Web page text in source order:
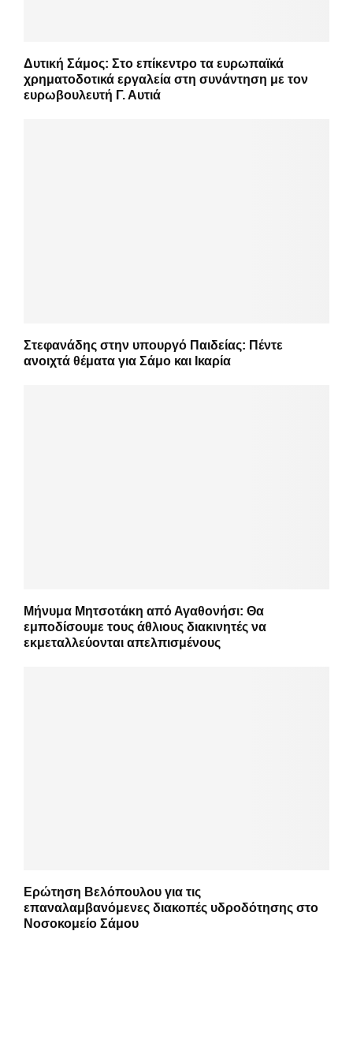
Δυτική Σάμος: Στο επίκεντρο τα ευρωπαϊκά
χρηματοδοτικά εργαλεία στη συνάντηση με τον
ευρωβουλευτή Γ. Αυτιά
Στεφανάδης στην υπουργό Παιδείας: Πέντε
ανοιχτά θέματα για Σάμο και Ικαρία
Μήνυμα Μητσοτάκη από Αγαθονήσι: Θα
εμποδίσουμε τους άθλιους διακινητές να
εκμεταλλεύονται απελπισμένους
Ερώτηση Βελόπουλου για τις
επαναλαμβανόμενες διακοπές υδροδότησης στο
Νοσοκομείο Σάμου